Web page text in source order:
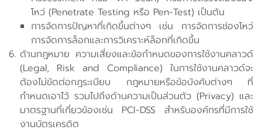
โหว่ (Penetrate Testing หรือ Pen-Test) เป็นต้น
การจัดการปัญหาที่เกิดขึ้นต่างๆ เช่น การจัดการช่องโหว่
การจัดการล็อกและการวิเคราะห์ล็อกที่เกิดขึ้น
ด้านกฎหมาย ความเสี่ยงและข้อกำหนดของการใช้งานคลาวด์
(Legal, Risk and Compliance) ในการใช้งานคลาวด์จะ
ต้องไม่ขัดต่อกฎระเบียบ กฎหมายหรือข้อบังคับต่างๆ ที่
กำหนดเอาไว้ รวมไปถึงด้านความเป็นส่วนตัว (Privacy) และ
มาตรฐานที่เกี่ยวข้องเช่น PCI-DSS สำหรับองค์กรที่มีการใช้
งานบัตรเครดิต